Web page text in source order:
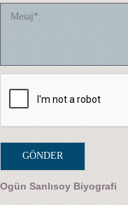
Ogün Sanlısoy Biyografi